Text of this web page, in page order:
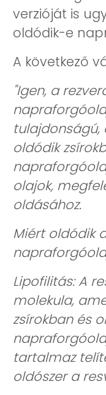
verzióját is
oldódik-e
A következő
"Igen, a
tulajdonságú,
oldódik
olajok,
oldásához.
Miért oldódik
Lipofilitás: A
molekula,
zsírokban és
tartalmaz
oldószer a